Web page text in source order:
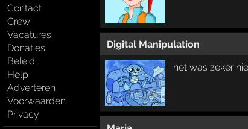
Contact
Crew
Vacatures
Donaties
Beleid
Help
Adverteren
Voorwaarden
Privacy
Digital Manipulation
het was zeker